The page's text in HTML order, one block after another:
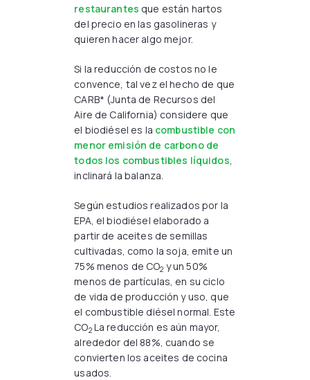
restaurantes que están hartos
del precio en las gasolineras y
quieren hacer algo mejor.
Si la reducción de costos no le
convence, tal vez el hecho de que
CARB* (Junta de Recursos del
Aire de California) considere que
el biodiésel es la combustible con
menor emisión de carbono de
todos los combustibles líquidos,
inclinará la balanza.
Según estudios realizados por la
EPA, el biodiésel elaborado a
partir de aceites de semillas
cultivadas, como la soja, emite un
75% menos de CO2 y un 50%
menos de partículas, en su ciclo
de vida de producción y uso, que
el combustible diésel normal. Este
CO2La reducción es aún mayor,
alrededor del 88%, cuando se
convierten los aceites de cocina
usados.